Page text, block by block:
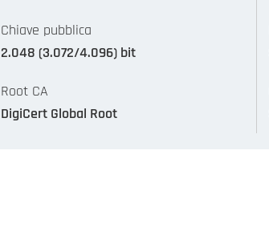
Chiave pubblica
2.048 (3.072/4.096) bit
Root CA
DigiCert Global Root